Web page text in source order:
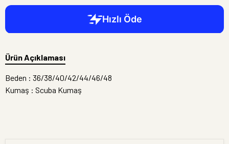
Ürün Açıklaması
Beden : 36/38/40/42/44/46/48
Kumaş : Scuba Kumaş